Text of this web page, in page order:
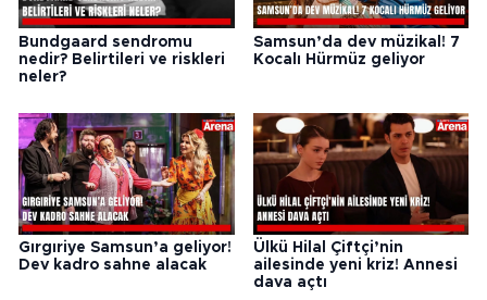
Bundgaard sendromu
nedir? Belirtileri ve riskleri
neler?
Samsun’da dev müzikal! 7
Kocalı Hürmüz geliyor
Gırgıriye Samsun’a geliyor!
Dev kadro sahne alacak
Ülkü Hilal Çiftçi’nin
ailesinde yeni kriz! Annesi
dava açtı